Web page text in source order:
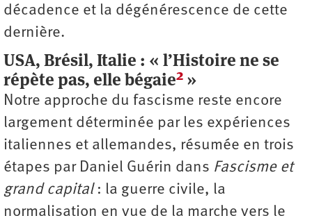
décadence et la dégénérescence de cette
dernière.
USA, Brésil, Italie : « l’Histoire ne se
répète pas, elle bégaie2 »
Notre approche du fascisme reste encore
largement déterminée par les expériences
italiennes et allemandes, résumée en trois
étapes par Daniel Guérin dans Fascisme et
grand capital : la guerre civile, la
normalisation en vue de la marche vers le